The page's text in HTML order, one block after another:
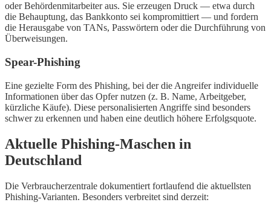
oder Behördenmitarbeiter aus. Sie erzeugen Druck — etwa durch
die Behauptung, das Bankkonto sei kompromittiert — und fordern
die Herausgabe von TANs, Passwörtern oder die Durchführung von
Überweisungen.
Spear-Phishing
Eine gezielte Form des Phishing, bei der die Angreifer individuelle
Informationen über das Opfer nutzen (z. B. Name, Arbeitgeber,
kürzliche Käufe). Diese personalisierten Angriffe sind besonders
schwer zu erkennen und haben eine deutlich höhere Erfolgsquote.
Aktuelle Phishing-Maschen in
Deutschland
Die Verbraucherzentrale dokumentiert fortlaufend die aktuellsten
Phishing-Varianten. Besonders verbreitet sind derzeit: